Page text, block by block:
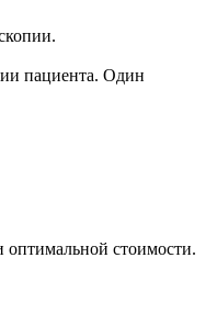
пациента. Один
стоимости.